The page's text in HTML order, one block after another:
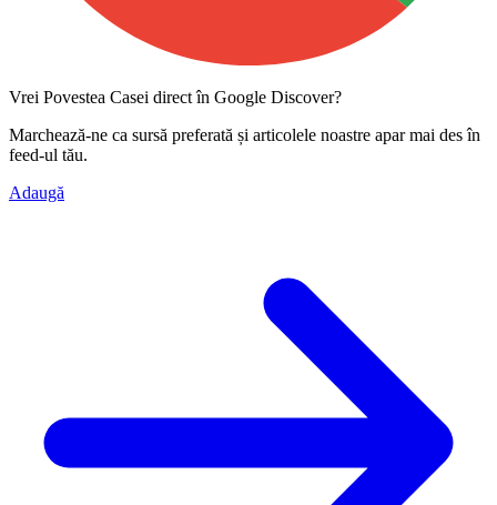
Vrei Povestea Casei direct în Google Discover?
Marchează-ne ca sursă preferată și articolele noastre apar mai des în
feed-ul tău.
Adaugă